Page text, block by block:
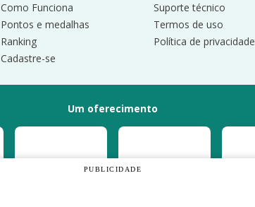
Como Funciona
Pontos e medalhas
Ranking
Cadastre-se
Suporte técnico
Termos de uso
Política de privacidade
Um oferecimento
PUBLICIDADE